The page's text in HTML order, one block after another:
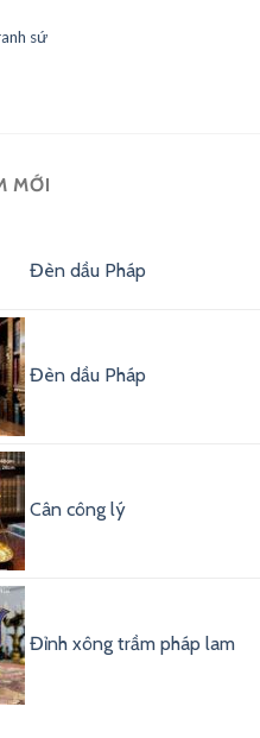
sứ
MỚI
Đèn dầu Pháp
Đèn dầu Pháp
Cân công lý
Đỉnh xông trầm pháp lam